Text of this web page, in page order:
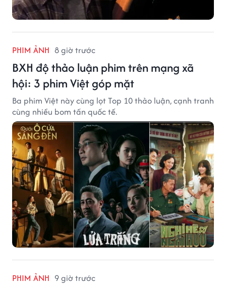
PHIM ẢNH 8 giờ trước
BXH độ thảo luận phim trên mạng xã
hội: 3 phim Việt góp mặt
Ba phim Việt này cùng lọt Top 10 thảo luận, cạnh tranh
cùng nhiều bom tấn quốc tế.
PHIM ẢNH 9 giờ trước